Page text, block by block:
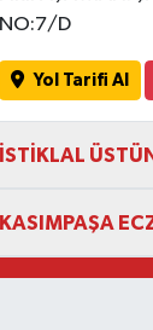
NO:7/D
Yol Tarifi Al
İSTİKLAL
KASIMPAŞA